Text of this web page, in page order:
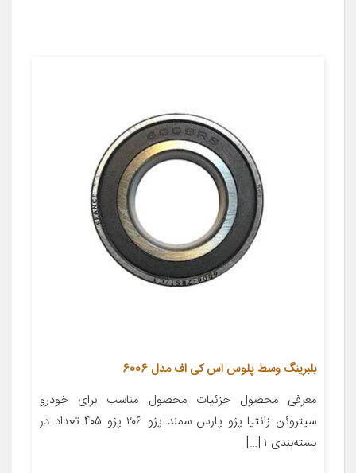
بلبرینگ وسط پلوس اس کی اف مدل 6006
معرفی محصول جزئیات محصول مناسب برای خودرو
سیتروئن زانتیا پژو پارس سمند پژو ۲۰۶ پژو ۴۰۵ تعداد در
بسته‌بندی ۱ […]